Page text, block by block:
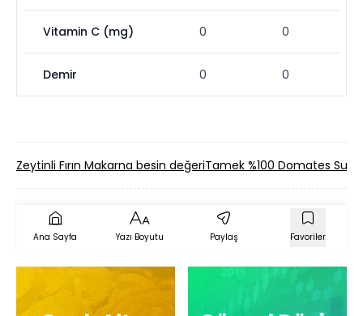
Vitamin C (mg) 0 0
Demir 0 0
Zeytinli Fırın Makarna besin değeriTamek %100 Domates
Ana Sayfa Yazı Boyutu Paylaş Favoriler